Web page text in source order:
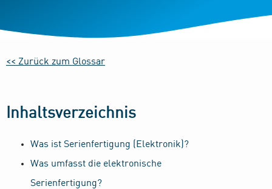
<< Zurück zum Glossar
Inhaltsverzeichnis
Was ist Serienfertigung (Elektronik)?
Was umfasst die elektronische
Serienfertigung?